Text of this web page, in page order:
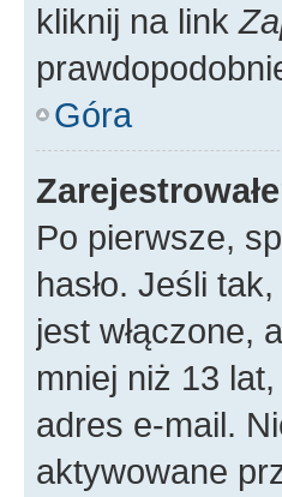
kliknij na link
Góra
Po pierwsze,
hasło. Jeśli
jest włączone,
mniej niż 13
adres e-mail.
aktywowane